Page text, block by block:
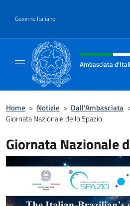
Governo Italiano
Intestazione sito,
Ambasciata
Home > Notizie > Dall’Ambasciata
Giornata Nazionale dello Spazio
Giornata Nazionale